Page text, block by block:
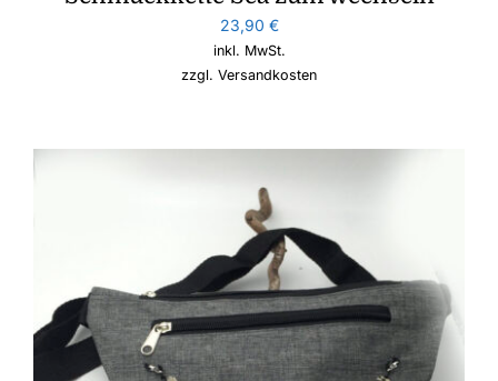
23,90 €
inkl. MwSt.
zzgl. Versandkosten